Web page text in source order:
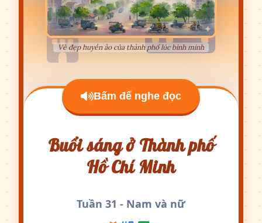
Vẻ đẹp huyền ảo của thành phố lúc bình minh
Bấm để nghe đọc
Buổi sáng ở Thành phố
Hồ Chí Minh
Tuần 31 - Nam và nữ